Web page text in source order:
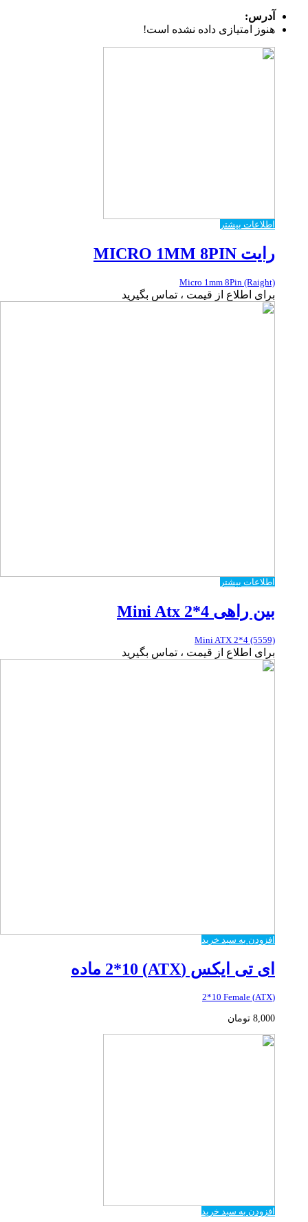
آدرس:
هنوز امتیازی داده نشده است!
اطلاعات بیشتر
رایت MICRO 1MM 8PIN
Micro 1mm 8Pin (Raight)
برای اطلاع از قیمت ، تماس بگیرید
اطلاعات بیشتر
بین راهی Mini Atx 2*4
Mini ATX 2*4 (5559)
برای اطلاع از قیمت ، تماس بگیرید
افزودن به سبد خرید
ای تی ایکس (ATX) 2*10 ماده
(ATX) 2*10 Female
8,000 تومان
افزودن به سبد خرید